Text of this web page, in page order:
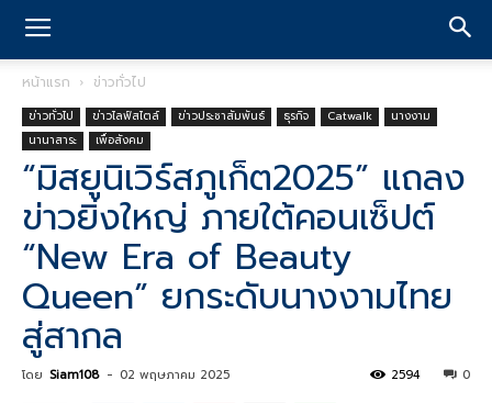
หน้าแรก ข่าวทั่วไป
ข่าวทั่วไป ข่าวไลฟ์สไตล์ ข่าวประชาสัมพันธ์ ธุรกิจ Catwalk
นางงาม
นานาสาระ
เพื่อสังคม
“มิสยูนิเวิร์สภูเก็ต2025” แถลง
ข่าวยิ่งใหญ่ ภายใต้คอนเซ็ปต์
“New Era of Beauty
Queen” ยกระดับนางงามไทย
สู่สากล
โดย Siam108 - 02 พฤษภาคม 2025 0
2594